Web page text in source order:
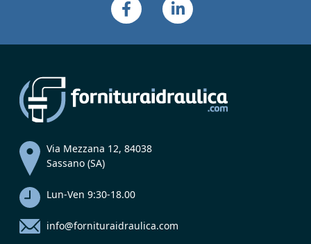
Via Mezzana 12, 84038
Sassano (SA)
Lun-Ven 9:30-18.00
info@fornituraidraulica.com